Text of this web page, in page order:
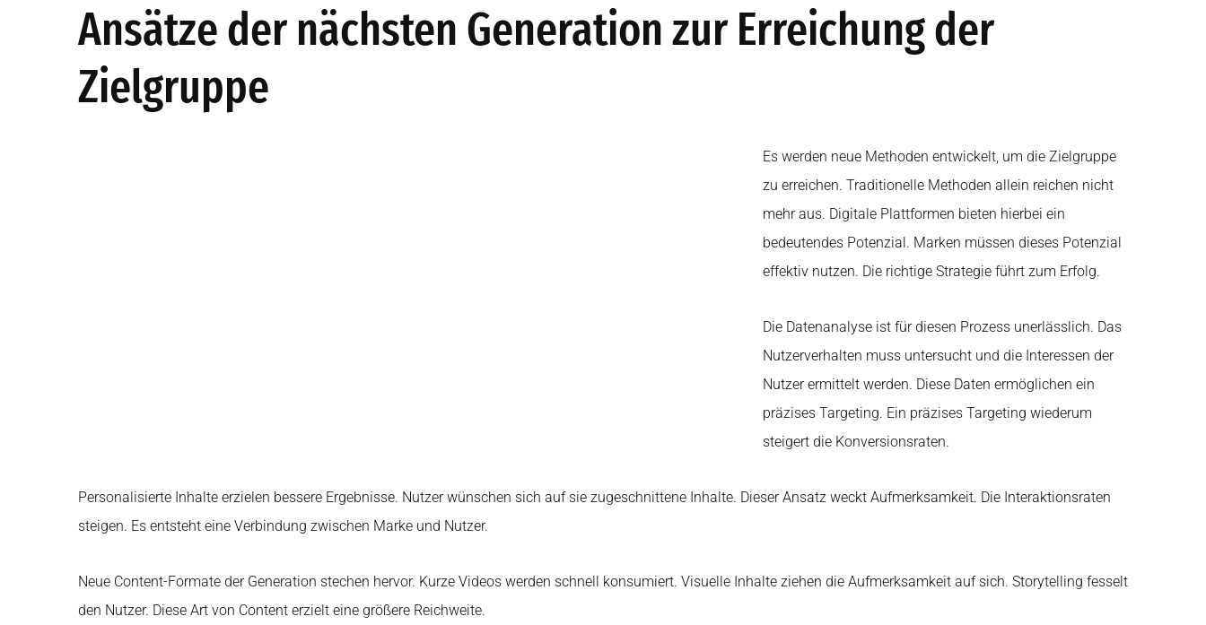
Ansätze der nächsten Generation zur Erreichung der
Zielgruppe
Es werden neue Methoden entwickelt, um die Zielgruppe
zu erreichen. Traditionelle Methoden allein reichen nicht
mehr aus. Digitale Plattformen bieten hierbei ein
bedeutendes Potenzial. Marken müssen dieses Potenzial
effektiv nutzen. Die richtige Strategie führt zum Erfolg.
Die Datenanalyse ist für diesen Prozess unerlässlich. Das
Nutzerverhalten muss untersucht und die Interessen der
Nutzer ermittelt werden. Diese Daten ermöglichen ein
präzises Targeting. Ein präzises Targeting wiederum
steigert die Konversionsraten.
Personalisierte Inhalte erzielen bessere Ergebnisse. Nutzer wünschen sich auf sie zugeschnittene Inhalte. Dieser Ansatz weckt Aufmerksamkeit. Die Interaktionsraten
steigen. Es entsteht eine Verbindung zwischen Marke und Nutzer.
Neue Content-Formate der Generation stechen hervor. Kurze Videos werden schnell konsumiert. Visuelle Inhalte ziehen die Aufmerksamkeit auf sich. Storytelling fesselt
den Nutzer. Diese Art von Content erzielt eine größere Reichweite.